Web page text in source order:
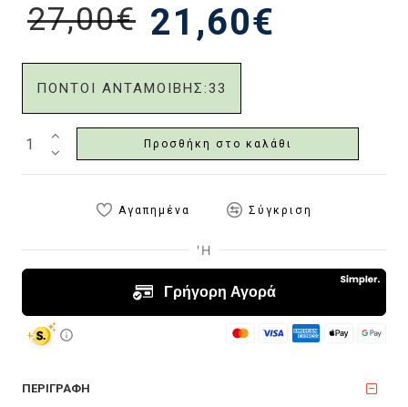
21,60€
27,00€
ΠΟΝΤΟΙ ΑΝΤΑΜΟΙΒΗΣ:33
Προσθήκη στο καλάθι
Αγαπημένα Σύγκριση
ΠΕΡΙΓΡΑΦΗ